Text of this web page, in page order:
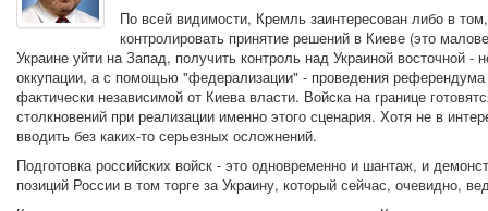
По всей видимости, Кремль заинтересован либо в
контролировать принятие решений в Киеве (это
Украине уйти на Запад, получить контроль над Украиной восточной
оккупации, а с помощью "федерализации" - проведения
фактически независимой от Киева власти. Войска на границе
столкновений при реализации именно этого сценария. Хотя не в
вводить без каких-то серьезных осложнений.
Подготовка российских войск - это одновременно и шантаж, и
позиций России в том торге за Украину, который сейчас, очевидно,